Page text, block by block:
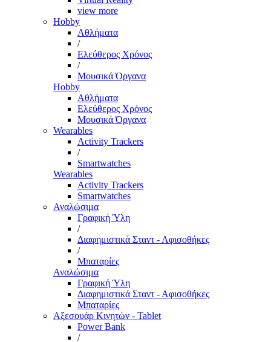
view more
Hobby
Αθλήματα
/
Ελεύθερος Χρόνος
/
Μουσικά Όργανα
Hobby
Αθλήματα
Ελεύθερος Χρόνος
Μουσικά Όργανα
Wearables
Activity Trackers
/
Smartwatches
Wearables
Activity Trackers
Smartwatches
Αναλώσιμα
Γραφική Ύλη
/
Διαφημιστικά Σταντ - Αφισοθήκες
/
Μπαταρίες
Αναλώσιμα
Γραφική Ύλη
Διαφημιστικά Σταντ - Αφισοθήκες
Μπαταρίες
Αξεσουάρ Κινητών - Tablet
Power Bank
/